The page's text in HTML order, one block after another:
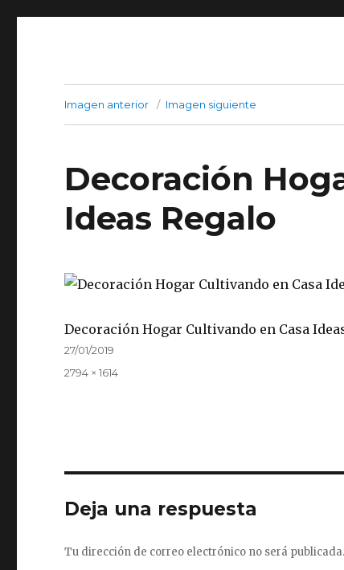
Imagen anterior Imagen siguiente
Decoración
Ideas Regalo
Decoración Hogar Cultivando en Casa
Publicado
27/01/2019
Tamaño
2794 × 1614
Deja una respuesta
Tu dirección de correo electrónico no será publicada.